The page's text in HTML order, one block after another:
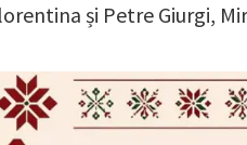
și Petre Giurgi,